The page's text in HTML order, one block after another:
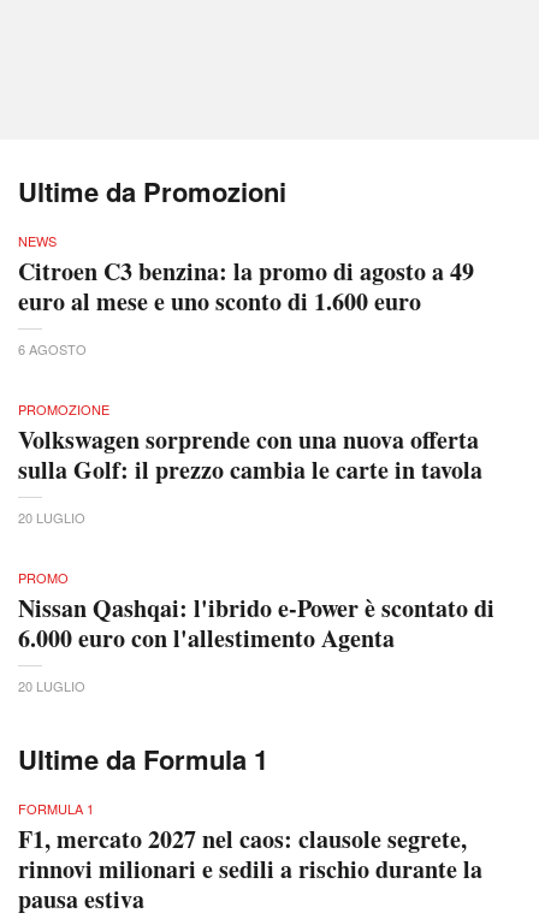
Ultime da Promozioni
NEWS
Citroen C3 benzina: la promo di agosto a 49
euro al mese e uno sconto di 1.600 euro
6 AGOSTO
PROMOZIONE
Volkswagen sorprende con una nuova offerta
sulla Golf: il prezzo cambia le carte in tavola
20 LUGLIO
PROMO
Nissan Qashqai: l'ibrido e-Power è scontato di
6.000 euro con l'allestimento Agenta
20 LUGLIO
Ultime da Formula 1
FORMULA 1
F1, mercato 2027 nel caos: clausole segrete,
rinnovi milionari e sedili a rischio durante la
pausa estiva